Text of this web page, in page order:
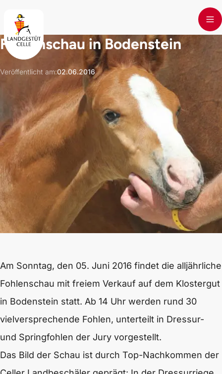
Fohlenschau in Bodenstein
Veröffentlicht am:02.06.2016
Am Sonntag, den 05. Juni 2016 findet die alljährliche
Fohlenschau mit freiem Verkauf auf dem Klostergut
in Bodenstein statt. Ab 14 Uhr werden rund 30
vielversprechende Fohlen, unterteilt in Dressur-
und Springfohlen der Jury vorgestellt.
Das Bild der Schau ist durch Top-Nachkommen der